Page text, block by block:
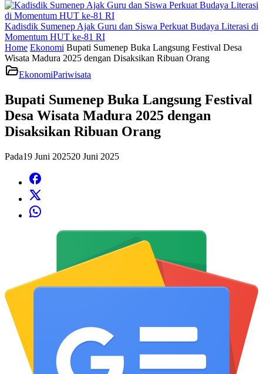
Kadisdik Sumenep Ajak Guru dan Siswa Perkuat Budaya Literasi di
Momentum HUT ke-81 RI
Home Ekonomi Bupati Sumenep Buka Langsung Festival Desa
Wisata Madura 2025 dengan Disaksikan Ribuan Orang
EkonomiPariwisata
Bupati Sumenep Buka Langsung Festival
Desa Wisata Madura 2025 dengan
Disaksikan Ribuan Orang
Pada19 Juni 202520 Juni 2025